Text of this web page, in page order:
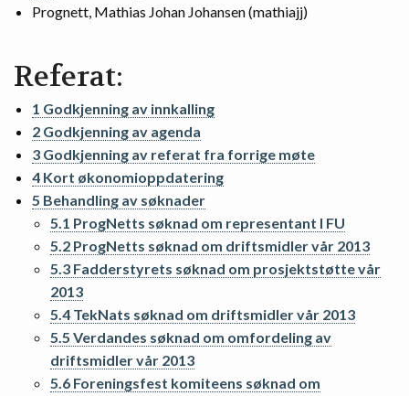
Prognett, Mathias Johan Johansen (mathiajj)
Referat:
1 Godkjenning av innkalling
2 Godkjenning av agenda
3 Godkjenning av referat fra forrige møte
4 Kort økonomioppdatering
5 Behandling av søknader
5.1 ProgNetts søknad om representant I FU
5.2 ProgNetts søknad om driftsmidler vår 2013
5.3 Fadderstyrets søknad om prosjektstøtte vår
2013
5.4 TekNats søknad om driftsmidler vår 2013
5.5 Verdandes søknad om omfordeling av
driftsmidler vår 2013
5.6 Foreningsfest komiteens søknad om